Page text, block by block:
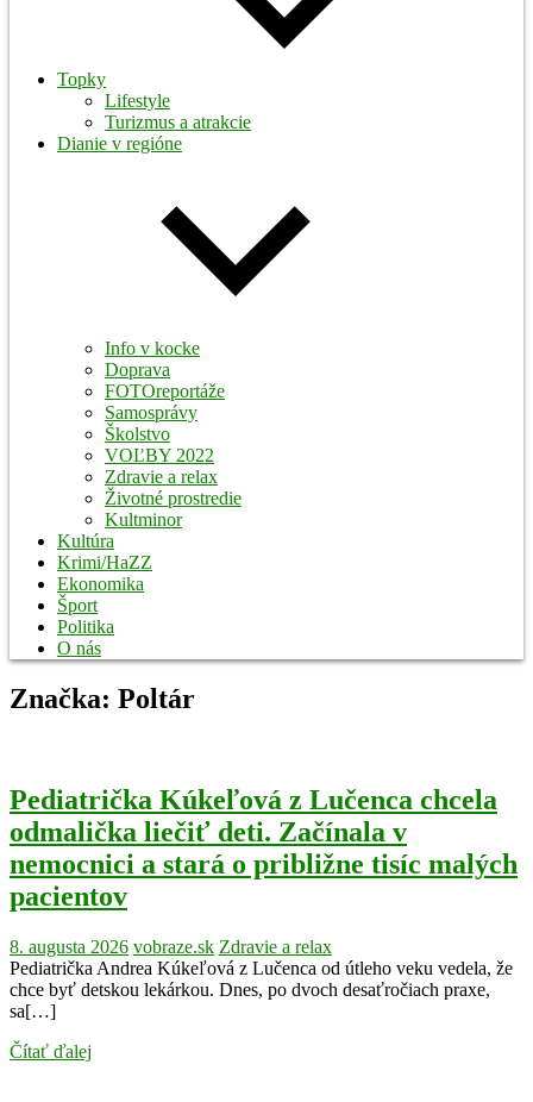
Topky
Lifestyle
Turizmus a atrakcie
Dianie v regióne
Info v kocke
Doprava
FOTOreportáže
Samosprávy
Školstvo
VOĽBY 2022
Zdravie a relax
Životné prostredie
Kultminor
Kultúra
Krimi/HaZZ
Ekonomika
Šport
Politika
O nás
Značka: Poltár
Pediatrička Kúkeľová z Lučenca chcela
odmalička liečiť deti. Začínala v
nemocnici a stará o približne tisíc malých
pacientov
8. augusta 2026 vobraze.sk Zdravie a relax
Pediatrička Andrea Kúkeľová z Lučenca od útleho veku vedela, že
chce byť detskou lekárkou. Dnes, po dvoch desaťročiach praxe,
sa[…]
Čítať ďalej